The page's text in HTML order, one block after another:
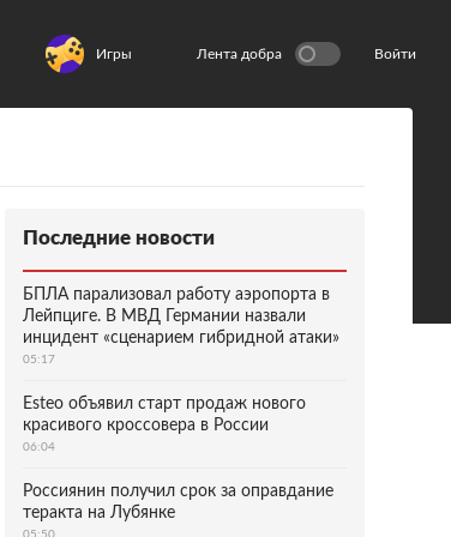
Игры Лента добра Войти
Последние новости
БПЛА парализовал работу аэропорта в
Лейпциге. В МВД Германии назвали
инцидент «сценарием гибридной атаки»
05:17
Esteo объявил старт продаж нового
красивого кроссовера в России
06:04
Россиянин получил срок за оправдание
теракта на Лубянке
05:50